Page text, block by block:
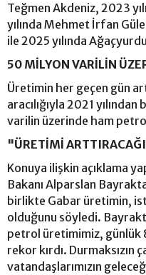
Teğmen Akdeniz, 2023
yılında Mehmet İrfan
ile 2025 yılında
50 MİLYON VARİLİN
Üretimin her geçen gün
aracılığıyla 2021
varilin üzerinde ham
"ÜRETİMİ
Konuya ilişkin açıklama
Bakanı Alparslan
birlikte Gabar üretimin,
olduğunu söyledi.
petrol üretimimiz, günlük
rekor kırdı. Durmaksızın
vatandaşlarımızın